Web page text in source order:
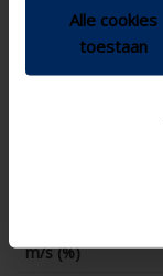
Alle cookies
toestaan
K-factor
CE-coëfficient
m/s (%)